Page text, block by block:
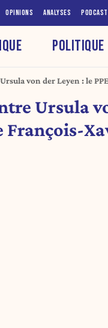
OPINIONS ANALYSES PODCAST
POLITIQUE
von der Leyen : le
Ursula
François-